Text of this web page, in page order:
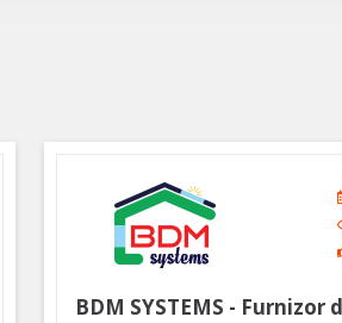
BDM SYSTEMS - Furnizor